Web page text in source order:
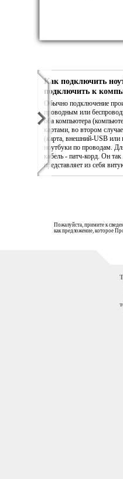
Как подключить
подключить к
Обычно подключение
проводным или
оба компьютера
картами, во втором
(карта, внешний-USB или
ноутбуки по проводам.
кабель - патч-корд. Он
представляет из себя
Пожалуйста, примите к
как предложение, которое